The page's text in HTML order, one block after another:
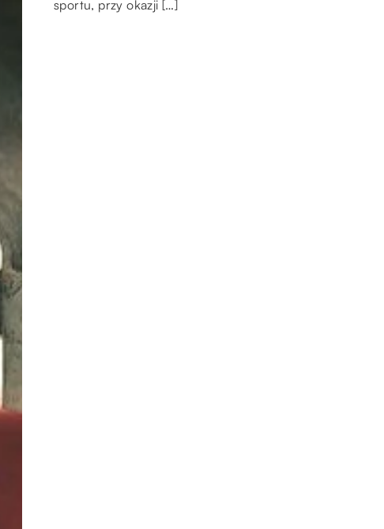
wody, nie są też […]
sportu, przy okazji […]